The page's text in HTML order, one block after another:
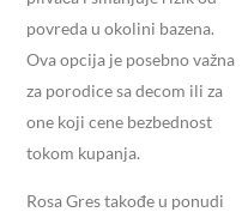
povreda u okolini bazena.
Ova opcija je posebno važna
za porodice sa decom ili za
one koji cene bezbednost
tokom kupanja.
Rosa Gres takođe u ponudi